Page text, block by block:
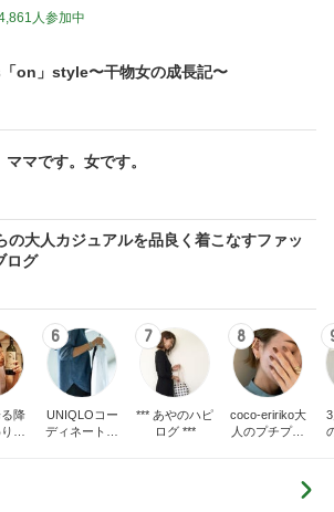
人参加中
on」style〜干物女の成長記〜
ママです。女です。
の大人カジュアルを品良く着こなすファッ
ログ
降
6
UNIQLOコー
ディネート日
7
*** あやのハピ
ログ ***
8
coco-eririko大
人のプチプラ